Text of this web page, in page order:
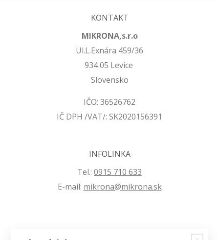
KONTAKT
MIKRONA,s.r.o
Ul.L.Exnára 459/36
934 05 Levice
Slovensko
IČO: 36526762
IČ DPH /VAT/: SK2020156391
INFOLINKA
Tel.: 0915 710 633
E-mail: mikrona@mikrona.sk